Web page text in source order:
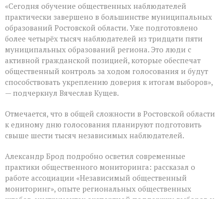
«Сегодня обучение общественных наблюдателей
практически завершено в большинстве муниципальных
образований Ростовской области. Уже подготовлено
более четырёх тысяч наблюдателей из тридцати пяти
муниципальных образований региона. Это люди с
активной гражданской позицией, которые обеспечат
общественный контроль за ходом голосования и будут
способствовать укреплению доверия к итогам выборов»,
— подчеркнул Вячеслав Кущев.
Отмечается, что в общей сложности в Ростовской области
к единому дню голосования планируют подготовить
свыше шести тысяч независимых наблюдателей.
Александр Брод подробно осветил современные
практики общественного мониторинга: рассказал о
работе ассоциации «Независимый общественный
мониторинг», опыте региональных общественных